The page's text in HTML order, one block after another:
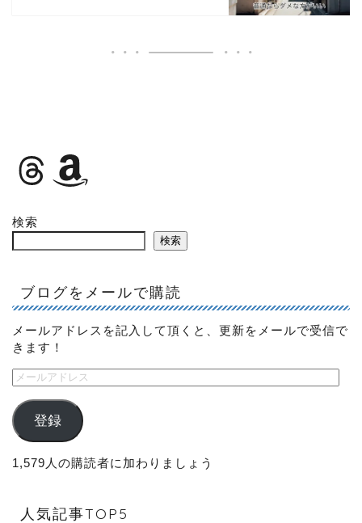
検索
検索
ブログをメールで購読
メールアドレスを記入して頂くと、更新をメールで受信で
きます！
登録
1,579人の購読者に加わりましょう
人気記事TOP5